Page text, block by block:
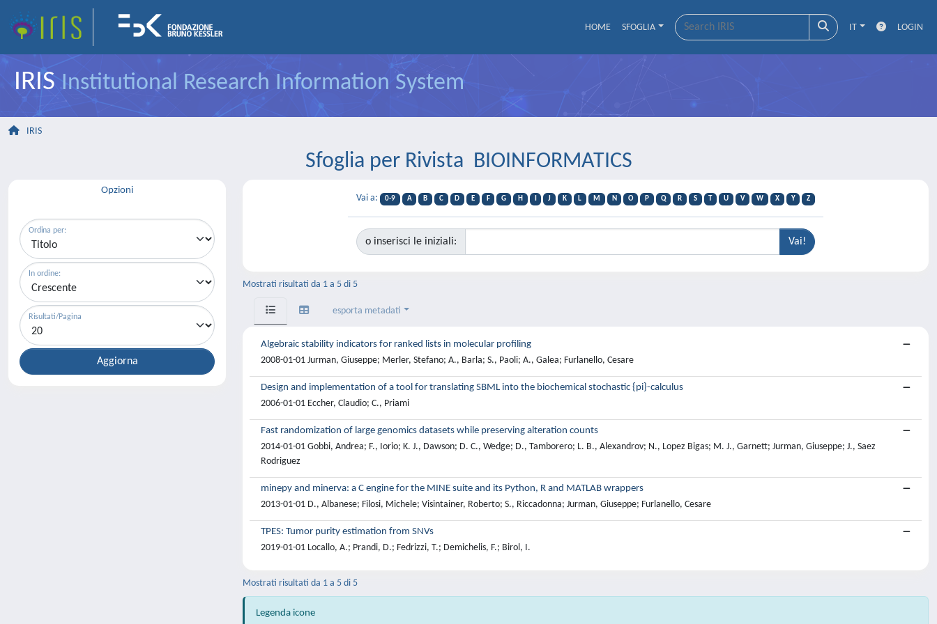
HOME SFOGLIA IT LOGIN
IRISInstitutional Research Information System
IRIS
Sfoglia per Rivista BIOINFORMATICS
Opzioni
Ordina per:
In ordine:
Risultati/Pagina
Vai a: 0-9 A B C D E F G H J K L M N O P Q R S T U V W X Y Z
o inserisci le iniziali:
Mostrati risultati da 1 a 5 di 5
esporta metadati
Algebraic stability indicators for ranked lists in molecular profiling
2008-01-01 Jurman, Giuseppe; Merler, Stefano; A., Barla; S., Paoli; A., Galea; Furlanello, Cesare
Design and implementation of a tool for translating SBML into the biochemical stochastic {pi}-calculus
2006-01-01 Eccher, Claudio; C., Priami
Fast randomization of large genomics datasets while preserving alteration counts
2014-01-01 Gobbi, Andrea; F., Iorio; K. J., Dawson; D. C., Wedge; D., Tamborero; L. B., Alexandrov; N., Lopez Bigas; M. J., Garnett; Jurman, Giuseppe; J., Saez
Rodriguez
minepy and minerva: a C engine for the MINE suite and its Python, R and MATLAB wrappers
2013-01-01 D., Albanese; Filosi, Michele; Visintainer, Roberto; S., Riccadonna; Jurman, Giuseppe; Furlanello, Cesare
TPES: Tumor purity estimation from SNVs
2019-01-01 Locallo, A.; Prandi, D.; Fedrizzi, T.; Demichelis, F.; Birol, I.
Mostrati risultati da 1 a 5 di 5
Legenda icone